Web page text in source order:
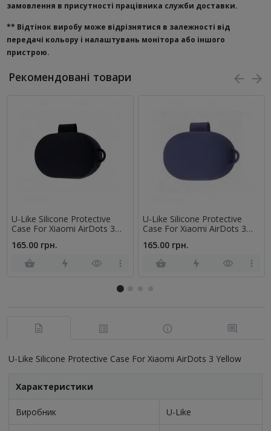
замовлення в присутності працівника служби доставки.
** Відтінок виробу може відрізнятися в залежності від
передачі кольору і налаштувань монітора або іншого
пристрою.
Рекомендовані товари
U-Like Silicone Protective
Case For Xiaomi AirDots 3
165.00 грн.
U-Like Silicone Protective
Case For Xiaomi AirDots 3
165.00 грн.
U-Like Silicone Protective Case For Xiaomi AirDots 3 Yellow
Характеристики
Виробник U-Like